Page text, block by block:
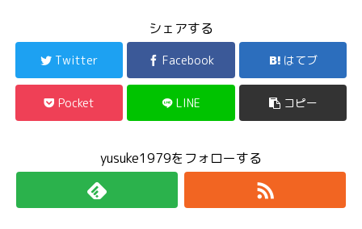
シェアする
Twitter Facebook はてブ
Pocket LINE コピー
yusuke1979をフォローする